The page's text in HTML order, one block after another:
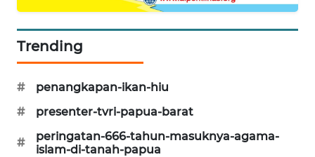
Trending
#
penangkapan-ikan-hiu
#
presenter-tvri-papua-barat
#
peringatan-666-tahun-masuknya-agama-
islam-di-tanah-papua
SIDIKALANG
NEWS
SIBARAGAS
NEWS
METRO